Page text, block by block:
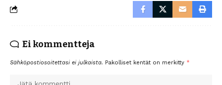
Ei kommentteja
Sähköpostiosoitettasi ei julkaista. Pakolliset kentät on merkitty *